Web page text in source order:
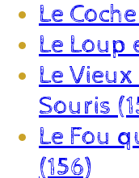
Le
Le Loup
Le
Souris
Le Fou
(156)